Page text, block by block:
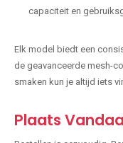
capaciteit en
Elk model biedt een
de geavanceerde mesh-
smaken kun je altijd iets
Plaats